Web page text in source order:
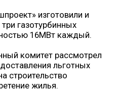
изготовили и
три газотурбинных
16МВт каждый.
комитет рассмотрел
льготных
строительство
жилья.